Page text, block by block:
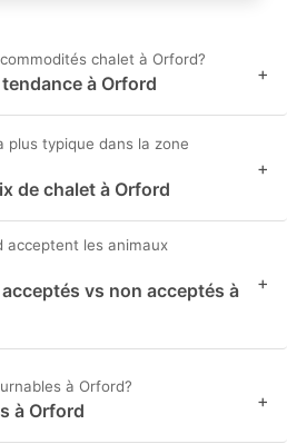
chalet à Orford?
à Orford +
plus typique dans la zone
de chalet à Orford
+
acceptent les animaux
vs non acceptés à
+
à Orford?
à Orford +